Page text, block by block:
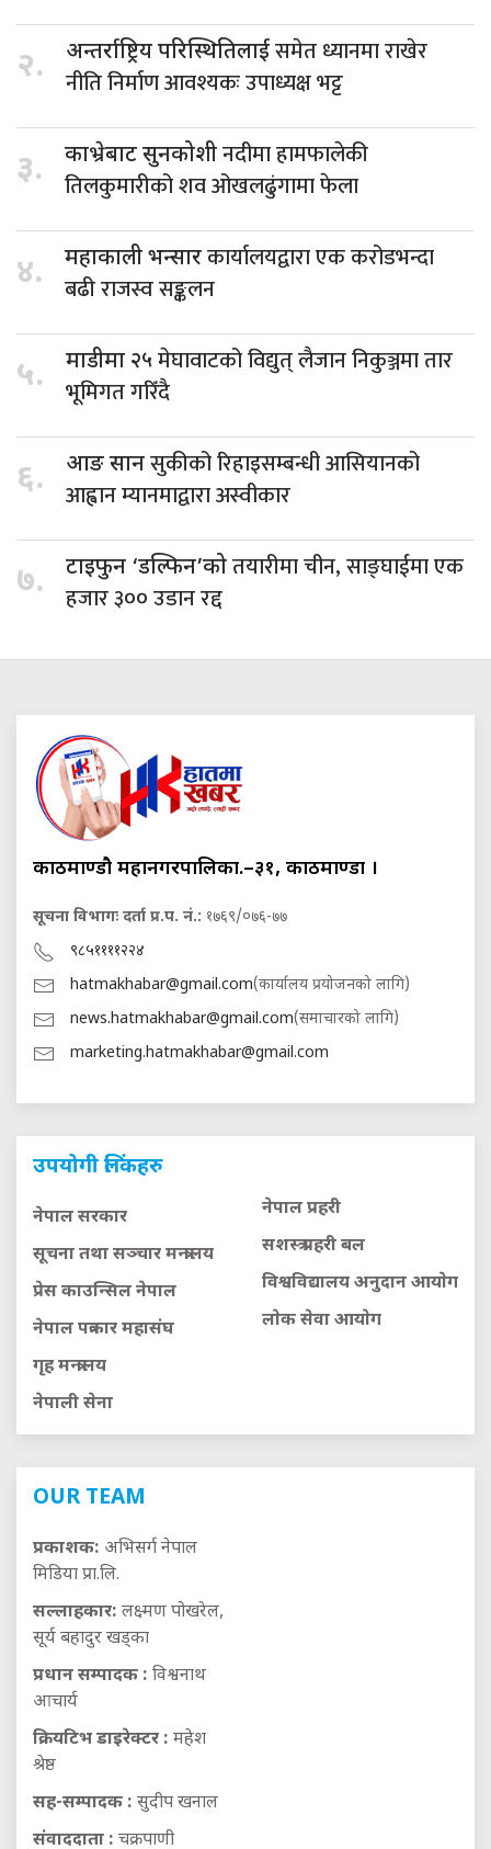
२. अन्तर्राष्ट्रिय परिस्थितिलाईसमेत ध्यानमा राखेर
नीति निर्माण आवश्यकः उपाध्यक्ष भट्ट
३. काभ्रेबाट सुनकोशीनदीमा हामफालेकी
तिलकुमारीको शव ओखलढुंगामा फेला
४. महाकाली भन्सारकार्यालयद्वारा एक करोडभन्दा
बढी राजस्व सङ्कलन
५. माडीमा २५ मेघावाटको विद्युत् लैजान निकुञ्जमा तार
भूमिगत गरिँदै
६. आङ सानसुकीको रिहाइसम्बन्धी आसियानको
आह्वान म्यानमाद्वारा अस्वीकार
७. टाइफुन ‘डल्फिन’कोतयारीमा चीन, साङ्घाईमा एक
हजार ३०० उडान रद्द
काठमाण्डौ महानगरपालिका.–३१, काठमाण्डौं ।
सूचना विभागः दर्ता प्र.प. नं.: १७६९/०७६-७७
९८५११११२२४
hatmakhabar@gmail.com(कार्यालय प्रयोजनको लागि)
news.hatmakhabar@gmail.com(समाचारको लागि)
marketing.hatmakhabar@gmail.com
उपयोगी लिंकहरु
नेपाल सरकार
सूचना तथा सञ्चार मन्त्रालय
प्रेस काउन्सिल नेपाल
नेपाल पत्रकार महासंघ
गृह मन्त्रालय
नेपाली सेना
नेपाल प्रहरी
सशस्त्र प्रहरी बल
विश्वविद्यालय अनुदान आयाेग
लाेक सेवा आयाेग
OUR TEAM
प्रकाशक: अभिसर्ग नेपाल
मिडिया प्रा.लि.
सल्लाहकार: लक्ष्मण पोखरेल,
सूर्य बहादुर खड्का
प्रधान सम्पादक : विश्वनाथ
आचार्य
क्रियटिभ डाइरेक्टर : महेश
श्रेष्ठ
सह-सम्पादक : सुदीप खनाल
संवाददाता : चक्रपाणी